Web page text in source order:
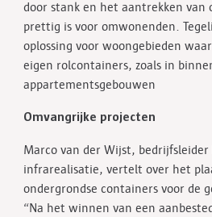
door stank en het aantrekken van
prettig is voor omwonenden.
oplossing voor woongebieden
eigen rolcontainers, zoals in
appartementsgebouwen
Omvangrijke projecten
Marco van der Wijst, bedrijfsleider
infrarealisatie, vertelt over het
ondergrondse containers voor de
“Na het winnen van een